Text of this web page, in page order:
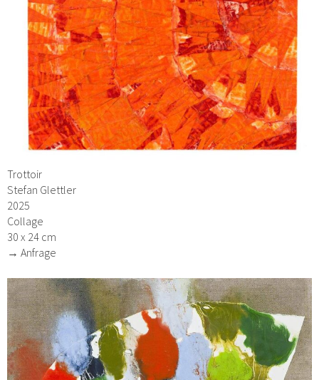
Trottoir
Stefan Glettler
2025
Collage
30 x 24 cm
→ Anfrage